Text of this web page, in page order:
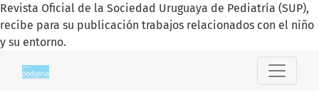
Revista Oficial de la Sociedad Uruguaya de Pediatría (SUP),
recibe para su publicación trabajos relacionados con el niño
y su entorno.
Revisión de nuevos fármacos biológicos e inhibidores